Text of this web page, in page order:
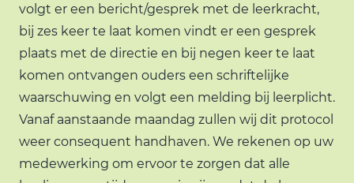
volgt er een bericht/gesprek met de leerkracht,
bij zes keer te laat komen vindt er een gesprek
plaats met de directie en bij negen keer te laat
komen ontvangen ouders een schriftelijke
waarschuwing en volgt een melding bij leerplicht.
Vanaf aanstaande maandag zullen wij dit protocol
weer consequent handhaven. We rekenen op uw
medewerking om ervoor te zorgen dat alle